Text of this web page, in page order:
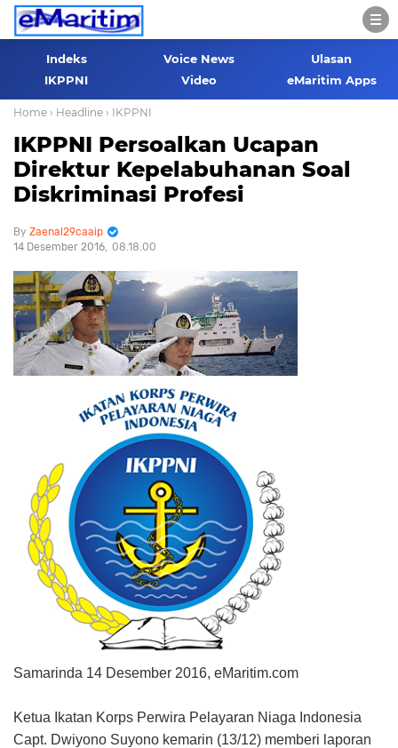
Indeks Voice News
Ulasan
IKPPNI
Video eMaritim Apps
Home › Headline › IKPPNI
IKPPNI Persoalkan Ucapan
Direktur Kepelabuhanan Soal
Diskriminasi Profesi
Zaenal29caaip
14 Desember 2016 08.18.00
Samarinda 14 Desember 2016, eMaritim.com
Ketua Ikatan Korps Perwira Pelayaran Niaga Indonesia
Capt. Dwiyono Suyono kemarin (13/12) memberi laporan